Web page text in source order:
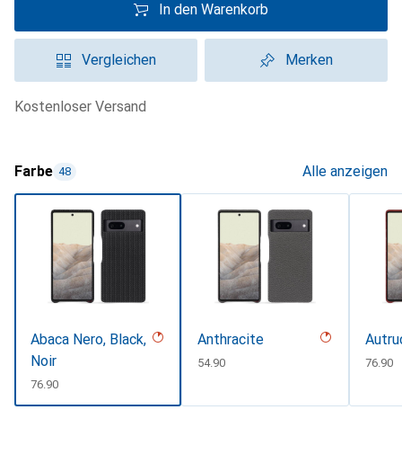
In den Warenkorb
Vergleichen Merken
kostenloser Versand
Farbe 48 Alle anzeigen
Abaca Nero, Black,
Noir
CHF
76.90
Anthracite
CHF
54.90 CHF
76.90